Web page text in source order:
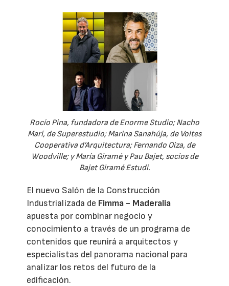
Rocío Pina, fundadora de Enorme Studio; Nacho
Marí, de Superestudio; Marina Sanahúja, de Voltes
Cooperativa d’Arquitectura; Fernando Oiza, de
Woodville; y María Giramé y Pau Bajet, socios de
Bajet Giramé Estudi.
El nuevo Salón de la Construcción
Industrializada de Fimma - Maderalia
apuesta por combinar negocio y
conocimiento a través de un programa de
contenidos que reunirá a arquitectos y
especialistas del panorama nacional para
analizar los retos del futuro de la
edificación.